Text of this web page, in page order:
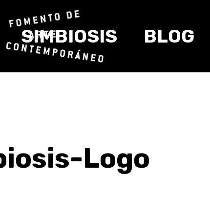
SIMBIOSIS BLOG
Logo